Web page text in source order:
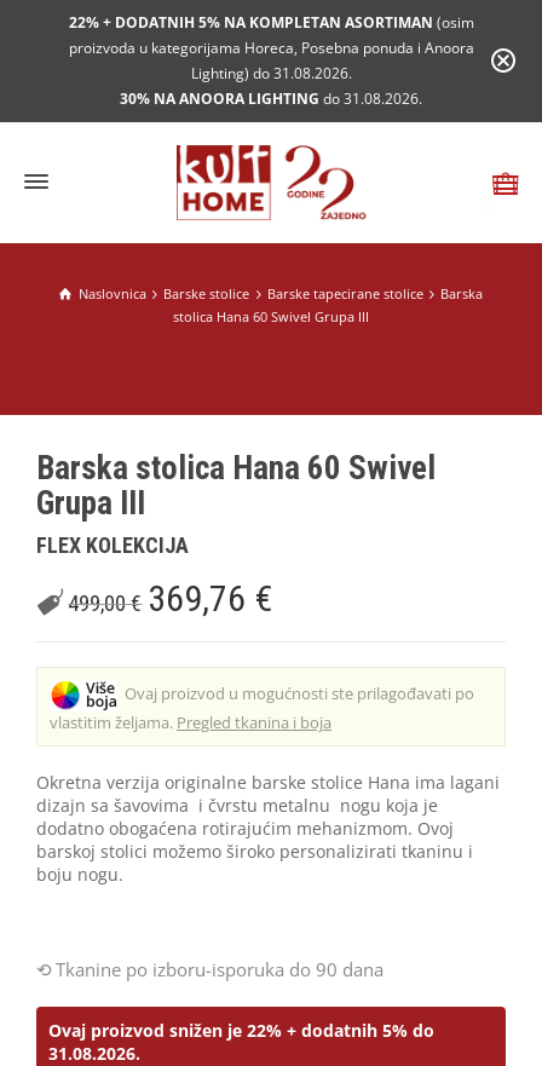
22% + DODATNIH 5% NA KOMPLETAN ASORTIMAN (osim
proizvoda u kategorijama Horeca, Posebna ponuda i Anoora
Lighting) do 31.08.2026.
30% NA ANOORA LIGHTING do 31.08.2026.
Naslovnica Barske stolice Barske tapecirane stolice
Barska
stolica Hana 60 Swivel Grupa III
Barska stolica Hana 60 Swivel
Grupa III
FLEX KOLEKCIJA
499,00€ 369,76 €
Ovaj proizvod u mogućnosti ste prilagođavati po
vlastitim željama. Pregled tkanina i boja
Okretna verzija originalne barske stolice Hana ima lagani
dizajn sa šavovima i čvrstu metalnu nogu koja je
dodatno obogaćena rotirajućim mehanizmom. Ovoj
barskoj stolici možemo široko personalizirati tkaninu i
boju nogu.
Tkanine po izboru-isporuka do 90 dana
Ovaj proizvod snižen je 22% + dodatnih 5% do
31.08.2026.